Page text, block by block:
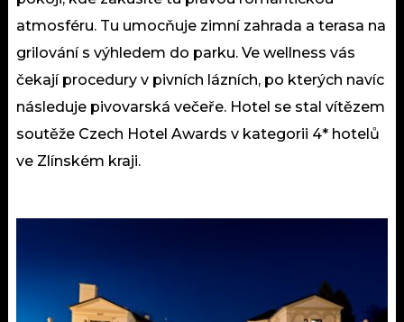
atmosféru. Tu umocňuje zimní zahrada a terasa na
grilování s výhledem do parku. Ve wellness vás
čekají procedury v pivních lázních, po kterých navíc
následuje pivovarská večeře. Hotel se stal vítězem
soutěže Czech Hotel Awards v kategorii 4* hotelů
ve Zlínském kraji.